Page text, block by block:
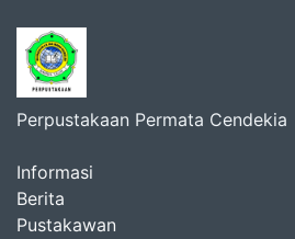
Perpustakaan Permata Cendekia
Informasi
Berita
Pustakawan